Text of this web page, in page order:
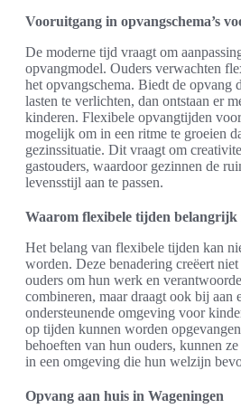
Vooruitgang in opvangschema’s
De moderne tijd vraagt om
opvangmodel. Ouders verwachten
het opvangschema. Biedt de opvang
lasten te verlichten, dan ontstaan er
kinderen. Flexibele opvangtijden
mogelijk om in een ritme te groeien
gezinssituatie. Dit vraagt om
gastouders, waardoor gezinnen de
levensstijl aan te passen.
Waarom flexibele tijden belangrijk
Het belang van flexibele tijden kan
worden. Deze benadering creëert
ouders om hun werk en
combineren, maar draagt ook bij aan
ondersteunende omgeving voor
op tijden kunnen worden
behoeften van hun ouders, kunnen
in een omgeving die hun welzijn
Opvang aan huis in Wageningen